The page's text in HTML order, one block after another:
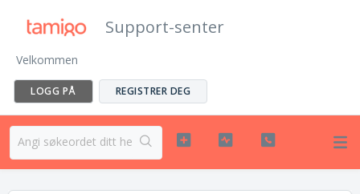
Support-senter
Velkommen
LOGG PÅ REGISTRER DEG